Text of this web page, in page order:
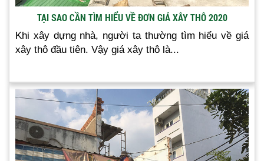
TẠI SAO CẦN TÌM HIỂU VỀ ĐƠN GIÁ XÂY THÔ 2020
Khi xây dựng nhà, người ta thường tìm hiểu về giá
xây thô đầu tiên. Vậy giá xây thô là...